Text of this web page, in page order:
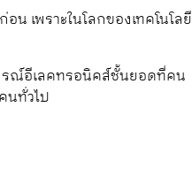
เพราะในโลกของเทคโนโลยี
รณ์อีเลคทรอนิคส์ชั้นยอดที่คน
นทั่วไป